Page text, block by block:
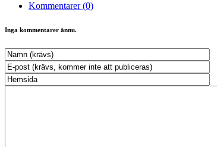
Kommentarer (0)
Inga kommentarer ännu.